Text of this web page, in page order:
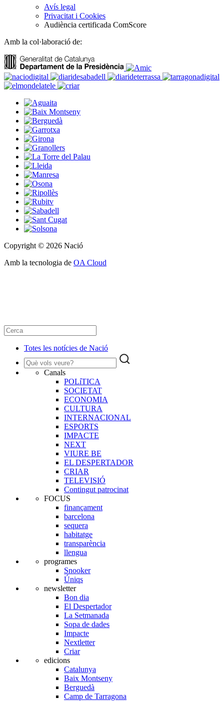
Avís legal
Privacitat i Cookies
Audiència certificada ComScore
Amb la col·laboració de:
Copyright © 2026 Nació
Amb la tecnologia de OA Cloud
Totes les notícies de Nació
Canals
POLíTICA
SOCIETAT
ECONOMIA
CULTURA
INTERNACIONAL
ESPORTS
IMPACTE
NEXT
VIURE BE
EL DESPERTADOR
CRIAR
TELEVISIÓ
Contingut patrocinat
FOCUS
finançament
barcelona
sequera
habitatge
transparència
llengua
programes
Snooker
Úniqs
newsletter
Bon dia
El Despertador
La Setmanada
Sopa de dades
Impacte
Nextletter
Criar
edicions
Catalunya
Baix Montseny
Berguedà
Camp de Tarragona